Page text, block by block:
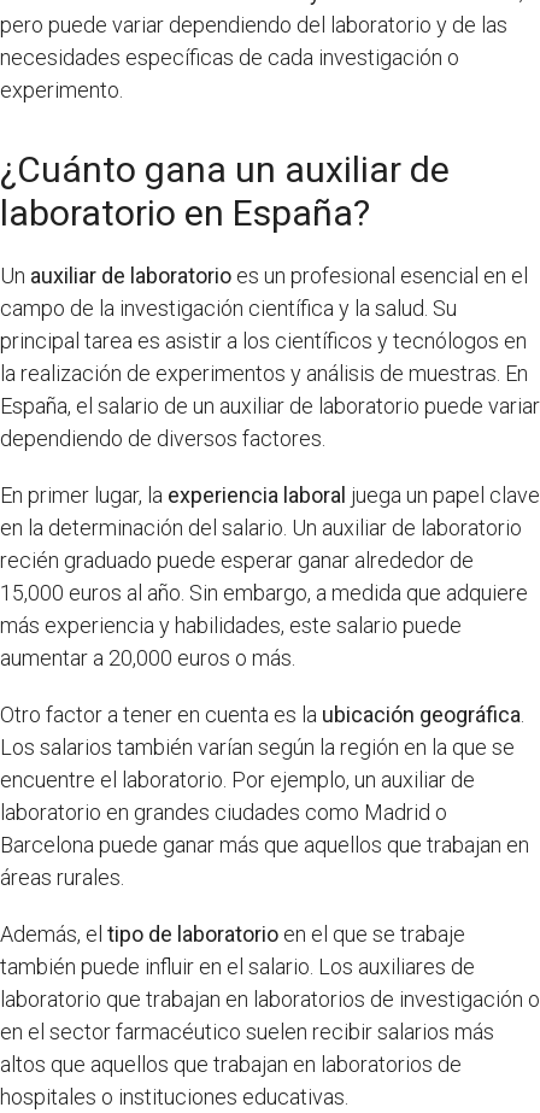
pero puede variar dependiendo del laboratorio y de las
necesidades específicas de cada investigación o
experimento.
¿Cuánto gana un auxiliar de
laboratorio en España?
Un auxiliar de laboratorio es un profesional esencial en el
campo de la investigación científica y la salud. Su
principal tarea es asistir a los científicos y tecnólogos en
la realización de experimentos y análisis de muestras. En
España, el salario de un auxiliar de laboratorio puede variar
dependiendo de diversos factores.
En primer lugar, la experiencia laboral juega un papel clave
en la determinación del salario. Un auxiliar de laboratorio
recién graduado puede esperar ganar alrededor de
15,000 euros al año. Sin embargo, a medida que adquiere
más experiencia y habilidades, este salario puede
aumentar a 20,000 euros o más.
Otro factor a tener en cuenta es la ubicación geográfica
Los salarios también varían según la región en la que se
encuentre el laboratorio. Por ejemplo, un auxiliar de
laboratorio en grandes ciudades como Madrid o
Barcelona puede ganar más que aquellos que trabajan en
áreas rurales.
Además, el tipo de laboratorio en el que se trabaje
también puede influir en el salario. Los auxiliares de
laboratorio que trabajan en laboratorios de investigación o
en el sector farmacéutico suelen recibir salarios más
altos que aquellos que trabajan en laboratorios de
hospitales o instituciones educativas.